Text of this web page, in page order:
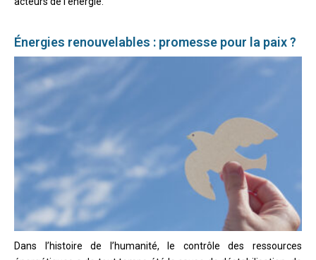
Énergies renouvelables : promesse pour la paix ?
Dans l’histoire de l’humanité, le contrôle des ressources